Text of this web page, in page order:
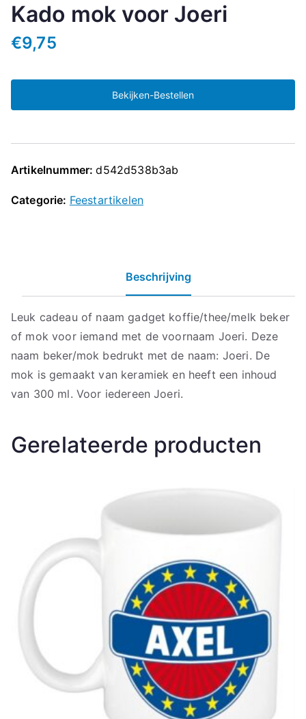
Kado mok voor Joeri
€9,75
Bekijken-Bestellen
Artikelnummer:d542d538b3ab
Categorie: Feestartikelen
Beschrijving
Leuk cadeau of naam gadget koffie/thee/melk beker
of mok voor iemand met de voornaam Joeri. Deze
naam beker/mok bedrukt met de naam: Joeri. De
mok is gemaakt van keramiek en heeft een inhoud
van 300 ml. Voor iedereen Joeri.
Gerelateerde producten